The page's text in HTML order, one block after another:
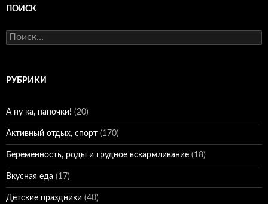
ПОИСК
Найти:
РУБРИКИ
А ну ка, папочки! (20)
Активный отдых, спорт (170)
Беременность, роды и грудное вскармливание (18)
Вкусная еда (17)
Детские праздники (40)